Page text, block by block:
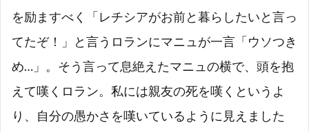
を励ますべく「レチシアがお前と暮らしたいと言っ
てたぞ！」と言うロランにマニュが一言「ウソつき
め…」。そう言って息絶えたマニュの横で、頭を抱
えて嘆くロラン。私には親友の死を嘆くというよ
り、自分の愚かさを嘆いているように見えました